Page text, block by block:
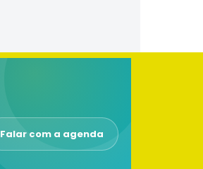
Falar com a agenda